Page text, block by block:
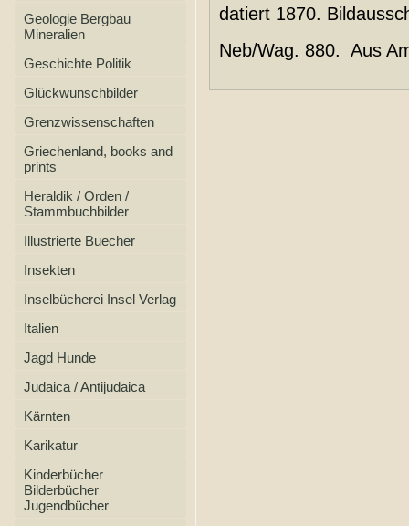
Geologie Bergbau
Mineralien
Geschichte Politik
Glückwunschbilder
Grenzwissenschaften
Griechenland, books and
prints
Heraldik / Orden /
Stammbuchbilder
Illustrierte Buecher
Insekten
Inselbücherei Insel Verlag
Italien
Jagd Hunde
Judaica / Antijudaica
Kärnten
Karikatur
Kinderbücher
Bilderbücher
Jugendbücher
datiert 1870.
Neb/Wag. 880. Aus